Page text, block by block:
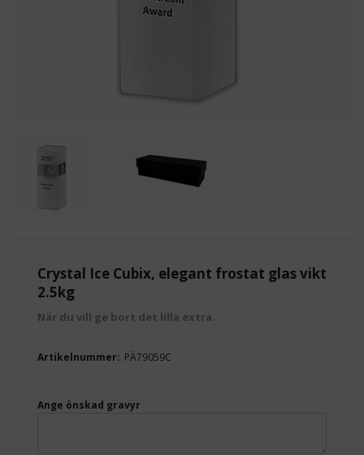
Crystal Ice Cubix, elegant frostat glas vikt
2.5kg
När du vill ge bort det lilla extra.
Artikelnummer: PÄ79059C
Ange önskad gravyr